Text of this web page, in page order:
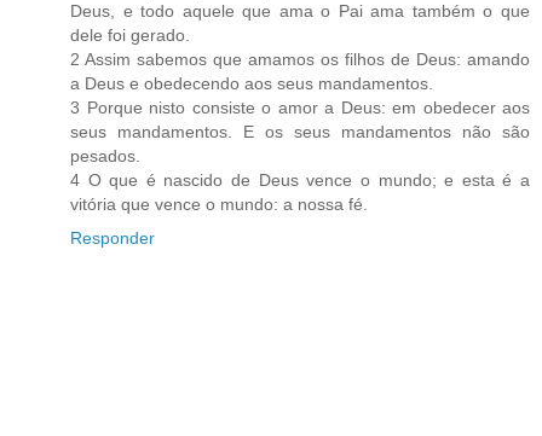
Deus, e todo aquele que ama o Pai ama também o que
dele foi gerado.
2 Assim sabemos que amamos os filhos de Deus: amando
a Deus e obedecendo aos seus mandamentos.
3 Porque nisto consiste o amor a Deus: em obedecer aos
seus mandamentos. E os seus mandamentos não são
pesados.
4 O que é nascido de Deus vence o mundo; e esta é a
vitória que vence o mundo: a nossa fé.
Responder